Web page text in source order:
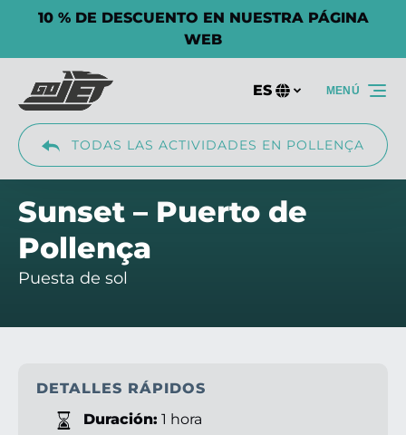
Saltar a la navegación principal
Saltar al contenido
Saltar al pie de página
10 % DE DESCUENTO EN NUESTRA PÁGINA
WEB
Selecciona
tu
idioma
ES
TODAS LAS ACTIVIDADES EN POLLENÇA
MENÚ
Sunset – Puerto de
Pollença
Puesta de sol
DETALLES RÁPIDOS
Duración: 1 hora